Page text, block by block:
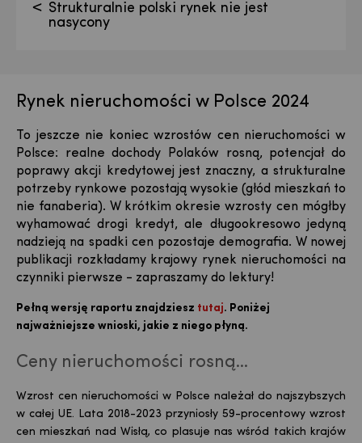
Rynek nieruchomości w Polsce 2024
To jeszcze nie koniec wzrostów cen nieruchomości w
Polsce: realne dochody Polaków rosną, potencjał do
poprawy akcji kredytowej jest znaczny, a strukturalne
potrzeby rynkowe pozostają wysokie (głód mieszkań to
nie fanaberia). W krótkim okresie wzrosty cen mógłby
wyhamować drogi kredyt, ale długookresowo jedyną
nadzieją na spadki cen pozostaje demografia. W nowej
publikacji rozkładamy krajowy rynek nieruchomości na
czynniki pierwsze - zapraszamy do lektury!
Pełną wersję raportu znajdziesz tutaj. Poniżej
najważniejsze wnioski, jakie z niego płyną.
Ceny nieruchomości rosną...
Wzrost cen nieruchomości w Polsce należał do najszybszych
w całej UE. Lata 2018-2023 przyniosły 59-procentowy wzrost
cen mieszkań nad Wisłą, co plasuje nas wśród takich krajów
Strukturalnie polski rynek nie jest
nasycony